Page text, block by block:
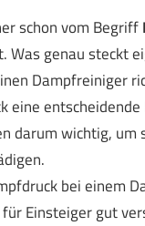
schon vom Begriff
Was genau steckt
Dampfreiniger
darum wichtig, um
bei einem
Einsteiger gut